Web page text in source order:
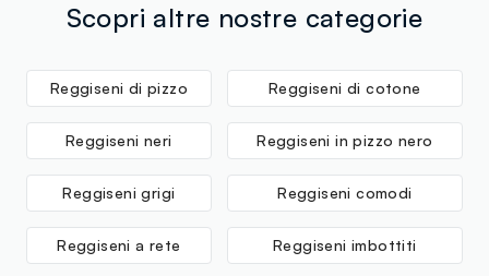
Scopri altre nostre categorie
Reggiseni di pizzo Reggiseni di cotone
Reggiseni neri Reggiseni in pizzo nero
Reggiseni grigi Reggiseni comodi
Reggiseni a rete Reggiseni imbottiti